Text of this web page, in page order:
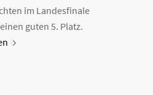
im Landesfinale
guten 5. Platz.